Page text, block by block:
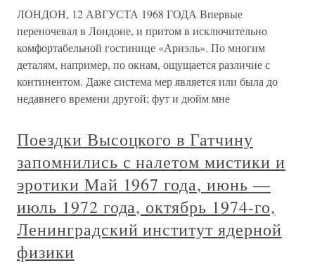
ЛОНДОН, 12 АВГУСТА 1968 ГОДА Впервые
переночевал в Лондоне, и притом в исключительно
комфортабельной гостинице «Ариэль». По многим
деталям, например, по окнам, ощущается различие с
континентом. Даже система мер является или была до
недавнего времени другой; фут и дюйм мне
Поездки Высоцкого в Гатчину
запомнились с налетом мистики и
эротики Май 1967 года, июнь —
июль 1972 года, октябрь 1974-го,
Ленинградский институт ядерной
физики